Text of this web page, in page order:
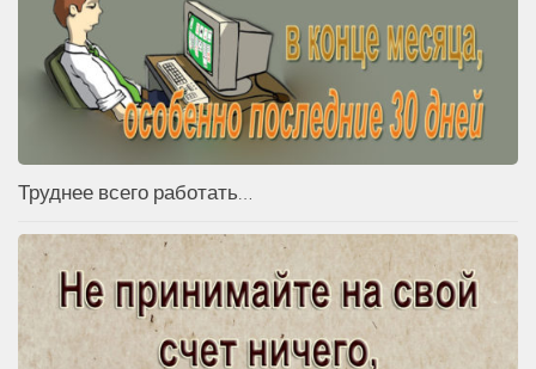
Труднее всего работать…